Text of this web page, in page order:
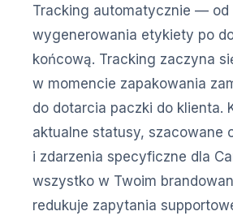
Tracking automatycznie — od
wygenerowania etykiety po
końcową. Tracking zaczyna
w momencie zapakowania
do dotarcia paczki do klienta.
aktualne statusy, szacowane
i zdarzenia specyficzne dla
wszystko w Twoim
redukuje zapytania